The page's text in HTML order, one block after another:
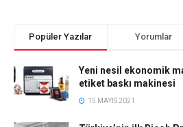
Popüler Yazılar Yorumlar
Yeni nesil ekonomik
etiket baskı makinesi
15 MAYIS 2021